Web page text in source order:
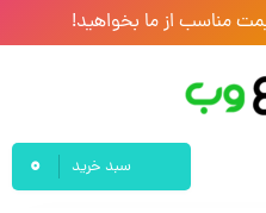
مناسب از ما بخواهید!
سبد خرید 0